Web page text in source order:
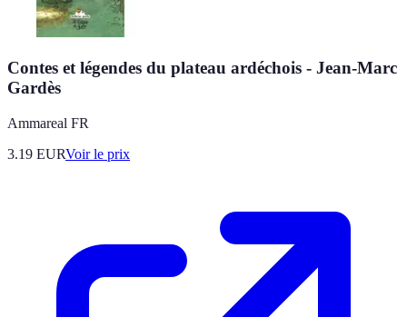
Contes et légendes du plateau ardéchois - Jean-Marc
Gardès
Ammareal FR
3.19 EURVoir le prix